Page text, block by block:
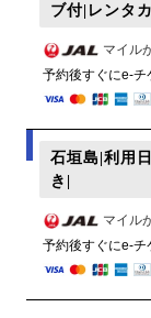
ブ付|レンタ
マイル
予約後すぐにe-チ
石垣島|利用
き|
マイル
予約後すぐにe-チ